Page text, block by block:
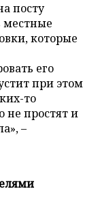
посту
местные
которые
его
при этом
то
не простят и
–